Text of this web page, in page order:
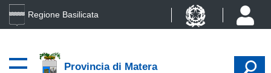
Regione Basilicata
Provincia di Matera